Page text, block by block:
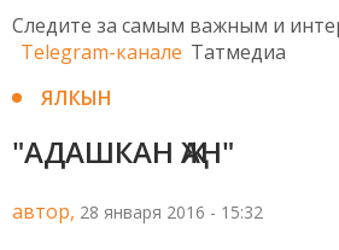
Следите за самым важным и
Telegram-канале Татмедиа
ЯЛКЫН
"АДАШКАН ҖАН"
автор, 28 января 2016 - 15:32